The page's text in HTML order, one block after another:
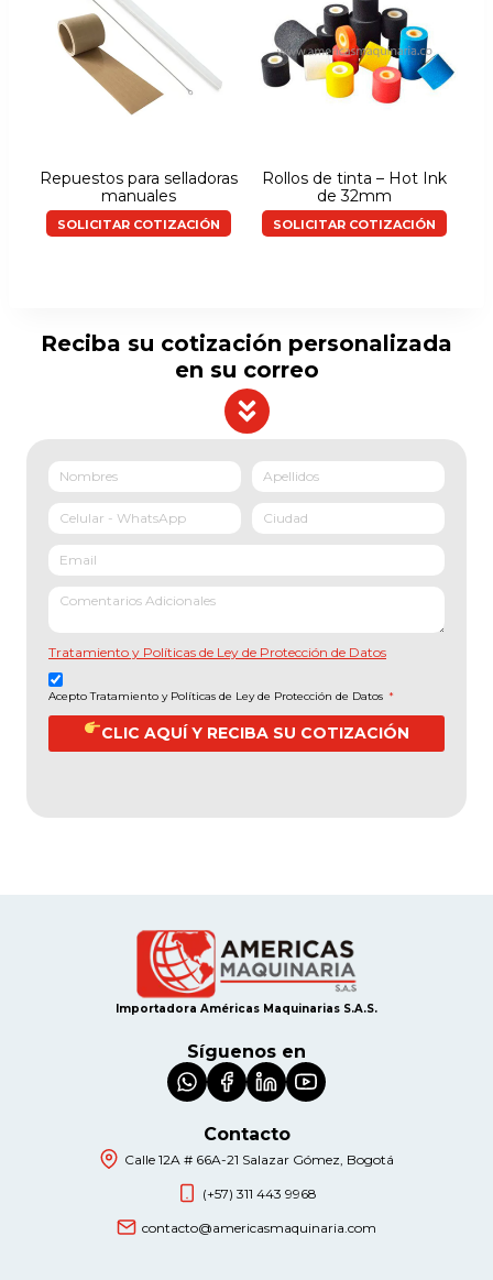
Repuestos para selladoras
manuales
SOLICITAR COTIZACIÓN
Rollos de tinta – Hot Ink
de 32mm
SOLICITAR COTIZACIÓN
Reciba su cotización personalizada
en su correo
Tratamiento y Políticas de Ley de Protección de Datos
Acepto Tratamiento y Políticas de Ley de Protección de Datos *
CLIC AQUÍ Y RECIBA SU COTIZACIÓN
Importadora Américas Maquinarias S.A.S.
Síguenos en
Contacto
Calle 12A # 66A-21 Salazar Gómez, Bogotá
(+57) 311 443 9968
contacto@americasmaquinaria.com